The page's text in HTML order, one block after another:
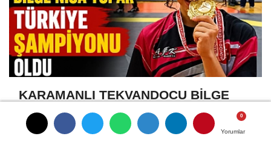
Yorumlar
Yorumlar
Yorumlar
KARAMANLI TEKVANDOCU BİLGE
NİSA TOPAK TÜRKİYE ŞAMPİYONU
OLDU